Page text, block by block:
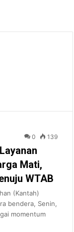
0 139
Mati,
WTAB
(Kantah)
bendera, Senin,
momentum